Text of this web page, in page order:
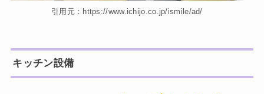
引用元：https://www.ichijo.co.jp/ismile/ad/
キッチン設備